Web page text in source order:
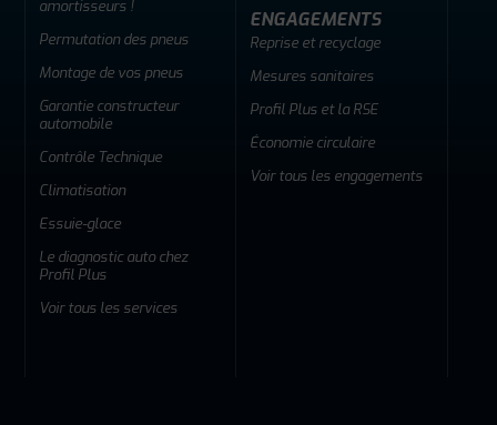
amortisseurs !
Permutation des pneus
Montage de vos pneus
Garantie constructeur
automobile
Contrôle Technique
Climatisation
Essuie-glace
Le diagnostic auto chez
Profil Plus
Voir tous les services
ENGAGEMENTS
Reprise et recyclage
Mesures sanitaires
Profil Plus et la RSE
Économie circulaire
Voir tous les engagements